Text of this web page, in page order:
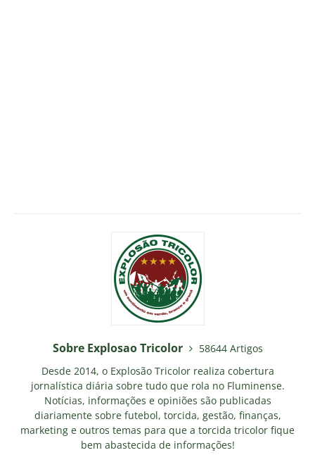
Sobre Explosao Tricolor
58644 Artigos
Desde 2014, o Explosão Tricolor realiza cobertura
jornalística diária sobre tudo que rola no Fluminense.
Notícias, informações e opiniões são publicadas
diariamente sobre futebol, torcida, gestão, finanças,
marketing e outros temas para que a torcida tricolor fique
bem abastecida de informações!